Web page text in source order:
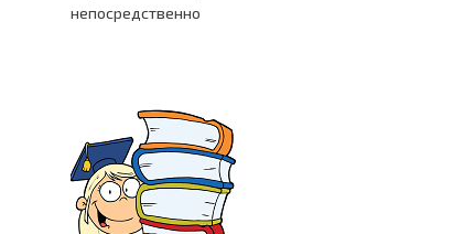
непосредственно